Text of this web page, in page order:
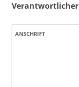
Verantwortlicher
ANSCHRIFT